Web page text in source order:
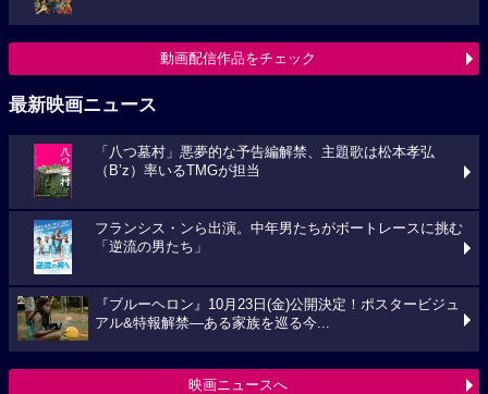
動画配信作品をチェック
最新映画ニュース
「八つ墓村」悪夢的な予告編解禁、主題歌は松本孝弘
（B’z）率いるTMGが担当
フランシス・ンら出演。中年男たちがボートレースに挑む
「逆流の男たち」
『ブルーヘロン』10月23日(金)公開決定！ポスタービジュ
アル&特報解禁―ある家族を巡る今...
映画ニュースへ